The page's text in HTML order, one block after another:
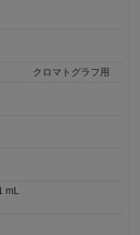
クロマトグラフ用
mL